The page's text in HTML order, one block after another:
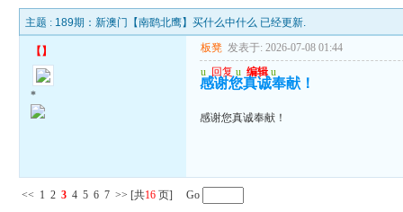
主题 : 189期：新澳门【南鹞北鹰】买什么中什么 已经更新.
【 】
*
板凳 发表于: 2026-07-08 01:44
u 回复 u 编辑 u
感谢您真诚奉献！
感谢您真诚奉献！
<< 1 2 3 4 5 6 7 >> [共16 页] Go